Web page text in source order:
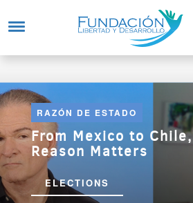
RAZÓN DE ESTADO
From Mexico to Chile,
Reason Matters
ELECTIONS